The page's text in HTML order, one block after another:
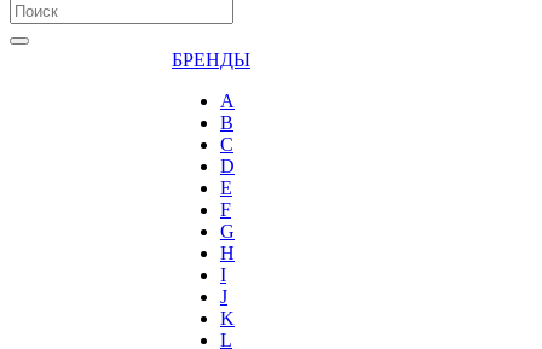
БРЕНДЫ
A
B
C
D
E
F
G
H
I
J
K
L